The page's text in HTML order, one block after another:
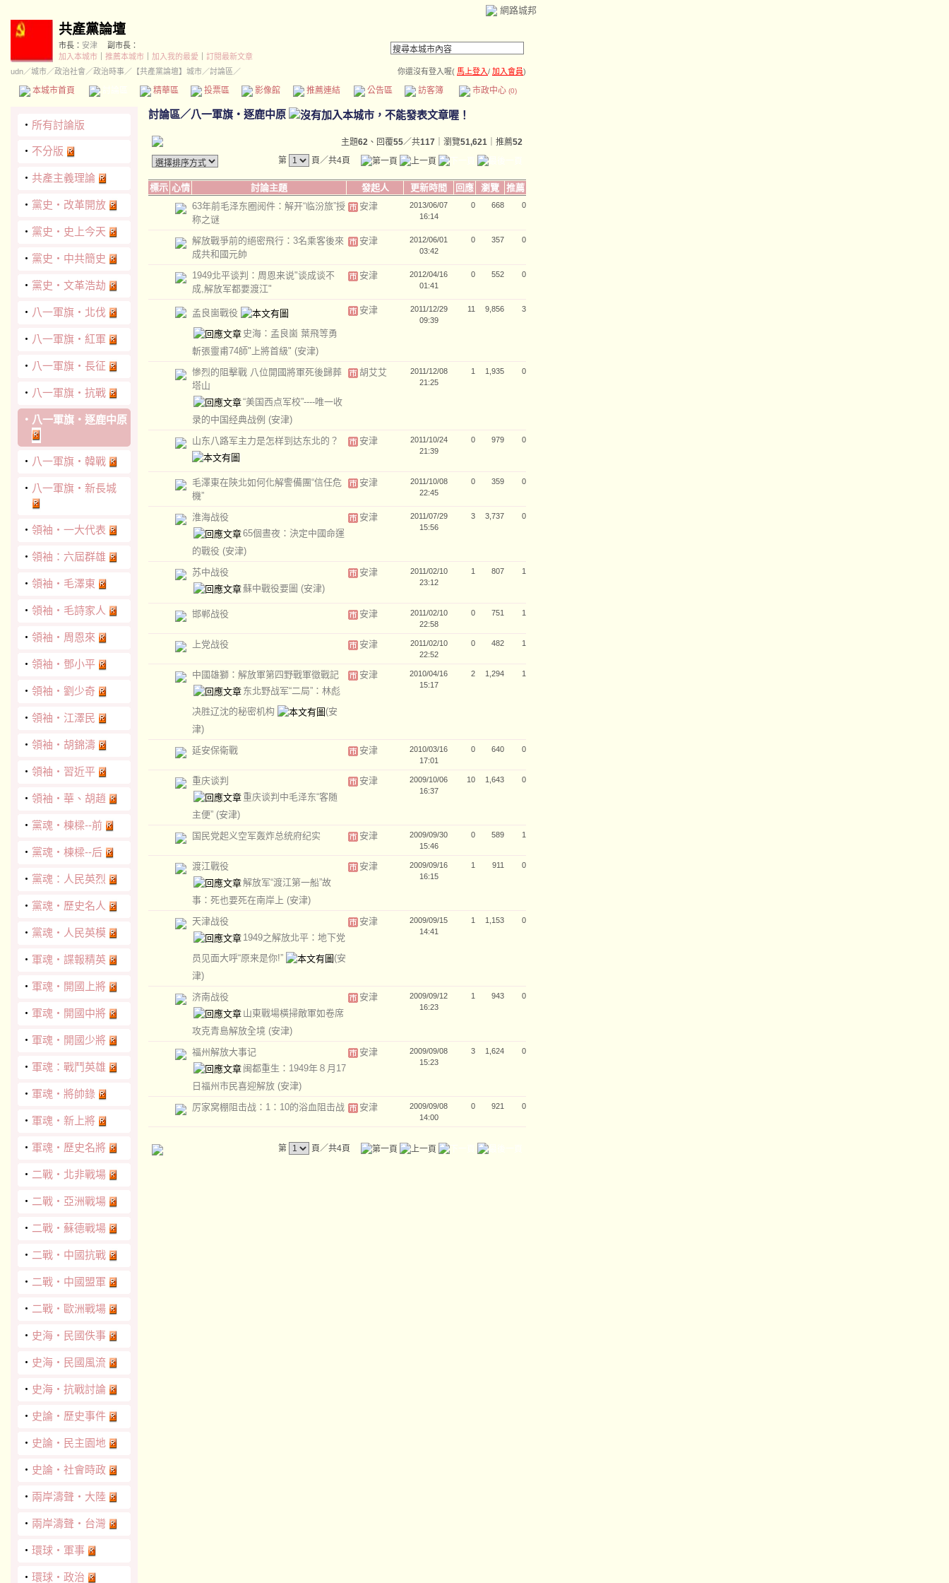
網路城邦
共產黨論壇
市長： 安津
副市長：
加入本城市
推薦本城市 加入我的最愛
訂閱最新文章
udn／城市／政治社會 ／政治時事／ 【共產黨論壇】城市／討論區／ 你還沒有登入喔( 馬上登入/ 加入會員)
本城市首頁 精華區 投票區 影像館 推薦連結 公告區 訪客簿 市政中心 (0)
‧ 所有討論版
‧ 不分版
‧ 共產主義理論
‧ 黨史‧改革開放
‧ 黨史‧史上今天
‧ 黨史‧中共簡史
‧ 黨史‧文革浩劫
‧ 八一軍旗‧北伐
‧ 八一軍旗‧紅軍
‧ 八一軍旗‧長征
‧ 八一軍旗‧抗戰
‧ 八一軍旗‧逐鹿中原
‧ 八一軍旗‧韓戰
‧ 八一軍旗‧新長城
‧ 領袖‧一大代表
‧ 領袖：六屆群雄
‧ 領袖‧毛澤東
‧ 領袖‧毛詩家人
‧ 領袖‧周恩來
‧ 領袖‧鄧小平
‧ 領袖‧劉少奇
‧ 領袖‧江澤民
‧ 領袖‧胡錦濤
‧ 領袖‧習近平
‧ 領袖‧華、胡趙
‧ 黨魂‧棟樑--前
‧ 黨魂‧棟樑--后
‧ 黨魂：人民英烈
‧ 黨魂‧歷史名人
‧ 黨魂‧人民英模
‧ 軍魂‧諜報精英
‧ 軍魂‧開國上將
‧ 軍魂‧開國中將
‧ 軍魂‧開國少將
‧ 軍魂：戰鬥英雄
‧ 軍魂‧將帥錄
‧ 軍魂‧新上將
‧ 軍魂‧歷史名將
‧ 二戰‧北非戰場
‧ 二戰‧亞洲戰場
‧ 二戰‧蘇德戰場
‧ 二戰‧中國抗戰
‧ 二戰‧中國盟軍
‧ 二戰‧歐洲戰場
‧ 史海‧民國佚事
‧ 史海‧民國風流
‧ 史海‧抗戰討論
‧ 史論‧歷史事件
‧ 史論‧民主園地
‧ 史論‧社會時政
‧ 兩岸濤聲‧大陸
‧ 兩岸濤聲‧台灣
‧ 環球‧軍事
‧ 環球‧政治
討論區／八一軍旗‧逐鹿中原
主題62 、回覆55／共117 ｜瀏覽51,621 ｜推薦52
第
頁／共4頁
標示 心情 討論主題 發起人 更新時間 回應 瀏覽
推薦
63年前毛泽东圈阅件：解开“临汾旅”授
称之谜
安津
2013/06/07
16:14
0 668 0
解放戰爭前的絕密飛行：3名乘客後來
成共和國元帥
安津
2012/06/01
03:42
0 357 0
1949北平谈判：周恩来说"谈成谈不
成,解放军都要渡江"
安津
2012/04/16
01:41
0 552 0
孟良崮戰役
史海：孟良崮 葉飛等勇
斬張靈甫74師"上將首級" (安津)
安津
2011/12/29
09:39
11 9,856 3
慘烈的阻擊戰 八位開國將軍死後歸葬
塔山
“美国西点军校”----唯一收
录的中国经典战例 (安津)
胡艾艾
2011/12/08
21:25
1 1,935 0
山东八路军主力是怎样到达东北的？ 安津
2011/10/24
21:39
0 979 0
毛澤東在陜北如何化解警備團“信任危
機”
安津
2011/10/08
22:45
0 359 0
淮海战役
65個晝夜：決定中國命運
的戰役 (安津)
安津
2011/07/29
15:56
3 3,737 0
苏中战役
蘇中戰役要圖 (安津)
安津
2011/02/10
23:12
1 807 1
邯郸战役 安津
2011/02/10
22:58
0 751 1
上党战役 安津
2011/02/10
22:52
0 482 1
中國雄獅：解放軍第四野戰軍徵戰記
东北野战军“二局”：林彪
决胜辽沈的秘密机构
(安
津)
安津
2010/04/16
15:17
2 1,294 1
延安保衛戰 安津
2010/03/16
17:01
0 640 0
重庆谈判
重庆谈判中毛泽东“客随
主便” (安津)
安津
2009/10/06
16:37
10 1,643 0
国民党起义空军轰炸总统府纪实 安津
2009/09/30
15:46
0 589 1
渡江戰役
解放军“渡江第一船”故
事：死也要死在南岸上 (安津)
安津
2009/09/16
16:15
1 911 0
天津战役
1949之解放北平：地下党
员见面大呼“原来是你!”
(安
津)
安津
2009/09/15
14:41
1 1,153 0
济南战役
山東戰場橫掃敵軍如卷席
攻克青島解放全境 (安津)
安津
2009/09/12
16:23
1 943 0
福州解放大事记
闽都重生：1949年８月17
日福州市民喜迎解放 (安津)
安津
2009/09/08
15:23
3 1,624 0
厉家窝棚阻击战：1：10的浴血阻击战 安津
2009/09/08
14:00
0 921 0
第 頁／共4頁